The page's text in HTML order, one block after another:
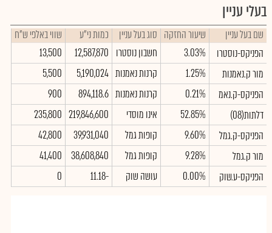
בעלי עניין
שם בעל עניין שיעור החזקה סוג בעל עניין כמות ני"ע
שווי באלפי ש"ח
הפניקס-נוסטרו
3.03% חשבון נוסטרו 12,587,870
13,500
מור ק.נאמנות
1.25% קרנות נאמנות 5,190,024
5,500
הפניקס-ק.נאמ
0.21% קרנות נאמנות 894,118.6
900
דלתות(08)
52.85% אינו מוסדי 219,846,600
235,800
הפניקס-ק.גמל
9.60% קופות גמל 39,931,040
42,800
מור ק.גמל
9.28% קופות גמל 38,608,840
41,400
הפניקס-ע.שוק
0.00% עושה שוק -11.18
0